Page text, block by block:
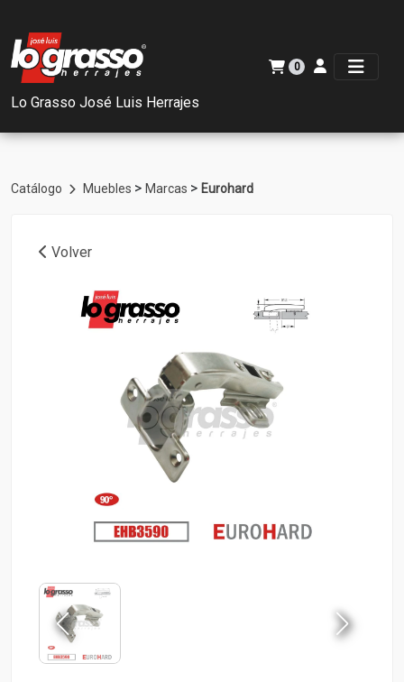
Lo Grasso José Luis Herrajes
0
Catálogo Muebles > Marcas > Eurohard
Volver